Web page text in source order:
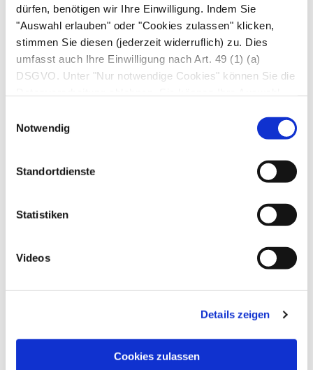
dürfen, benötigen wir Ihre Einwilligung. Indem Sie
"Auswahl erlauben" oder "Cookies zulassen" klicken,
stimmen Sie diesen (jederzeit widerruflich) zu. Dies
umfasst auch Ihre Einwilligung nach Art. 49 (1) (a)
DSGVO. Unter "Nur notwendige Cookies" können Sie die
Notwendig
Standortdienste
Statistiken
Videos
Details zeigen
Cookies zulassen
quecksilberhaltigen Desinfektionsmitteln
angewendet werden, da sich unter Umständen
aus Iod und Quecksilber ein Stoff bilden kann,
der die Haut schädigt.
Desinfektionsmitteln mit dem Wirkstoff
Stellen verwenden, da es dort anderenfalls zu
vorübergehenden dunklen Verfärbungen
Wenn Sie mit Lithium-Präparaten behandelt
und/oder großflächige Anwendung des
einer Schilddrüsenunterfunktion fördern
kann.
Für Hinweise zur Verfärbung von Materialien